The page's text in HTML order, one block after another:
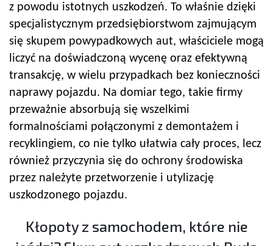
z powodu istotnych uszkodzeń. To właśnie dzięki
specjalistycznym przedsiębiorstwom zajmującym
się skupem powypadkowych aut, właściciele mogą
liczyć na doświadczoną wycenę oraz efektywną
transakcję, w wielu przypadkach bez konieczności
naprawy pojazdu. Na domiar tego, takie firmy
przeważnie absorbują się wszelkimi
formalnościami połączonymi z demontażem i
recyklingiem, co nie tylko ułatwia cały proces, lecz
również przyczynia się do ochrony środowiska
przez należyte przetworzenie i utylizację
uszkodzonego pojazdu.
Kłopoty z samochodem, które nie